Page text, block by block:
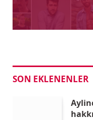
SON EKLENENLER